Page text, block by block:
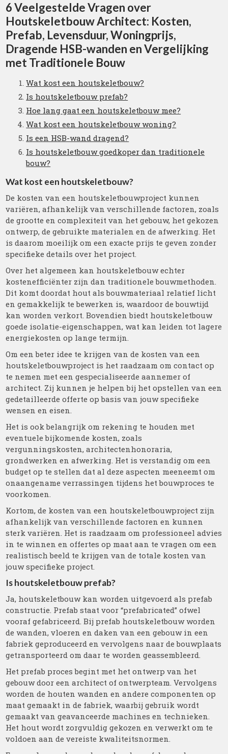
6 Veelgestelde Vragen over
Houtskeletbouw Architect: Kosten,
Prefab, Levensduur, Woningprijs,
Dragende HSB-wanden en Vergelijking
met Traditionele Bouw
Wat kost een houtskeletbouw?
Is houtskeletbouw prefab?
Hoe lang gaat een houtskeletbouw mee?
Wat kost een houtskeletbouw woning?
Is een HSB-wand dragend?
Is houtskeletbouw goedkoper dan traditionele
bouw?
Wat kost een houtskeletbouw?
De kosten van een houtskeletbouwproject kunnen
variëren, afhankelijk van verschillende factoren, zoals
de grootte en complexiteit van het gebouw, het gekozen
ontwerp, de gebruikte materialen en de afwerking. Het
is daarom moeilijk om een exacte prijs te geven zonder
specifieke details over het project.
Over het algemeen kan houtskeletbouw echter
kostenefficiënter zijn dan traditionele bouwmethoden.
Dit komt doordat hout als bouwmateriaal relatief licht
en gemakkelijk te bewerken is, waardoor de bouwtijd
kan worden verkort. Bovendien biedt houtskeletbouw
goede isolatie-eigenschappen, wat kan leiden tot lagere
energiekosten op lange termijn.
Om een beter idee te krijgen van de kosten van een
houtskeletbouwproject is het raadzaam om contact op
te nemen met een gespecialiseerde aannemer of
architect. Zij kunnen je helpen bij het opstellen van een
gedetailleerde offerte op basis van jouw specifieke
wensen en eisen.
Het is ook belangrijk om rekening te houden met
eventuele bijkomende kosten, zoals
vergunningskosten, architectenhonoraria,
grondwerken en afwerking. Het is verstandig om een
budget op te stellen dat al deze aspecten meeneemt om
onaangename verrassingen tijdens het bouwproces te
voorkomen.
Kortom, de kosten van een houtskeletbouwproject zijn
afhankelijk van verschillende factoren en kunnen
sterk variëren. Het is raadzaam om professioneel advies
in te winnen en offertes op maat aan te vragen om een
realistisch beeld te krijgen van de totale kosten van
jouw specifieke project.
Is houtskeletbouw prefab?
Ja, houtskeletbouw kan worden uitgevoerd als prefab
constructie. Prefab staat voor “prefabricated” ofwel
vooraf gefabriceerd. Bij prefab houtskeletbouw worden
de wanden, vloeren en daken van een gebouw in een
fabriek geproduceerd en vervolgens naar de bouwplaats
getransporteerd om daar te worden geassembleerd.
Het prefab proces begint met het ontwerp van het
gebouw door een architect of ontwerpteam. Vervolgens
worden de houten wanden en andere componenten op
maat gemaakt in de fabriek, waarbij gebruik wordt
gemaakt van geavanceerde machines en technieken.
Het hout wordt zorgvuldig gekozen en verwerkt om te
voldoen aan de vereiste kwaliteitsnormen.